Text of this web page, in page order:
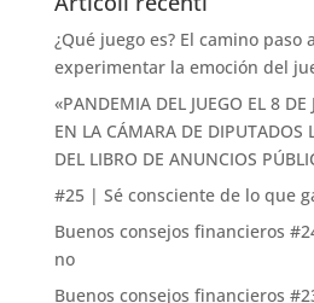
¿Qué juego es? El camino
experimentar la emoción del
«PANDEMIA DEL JUEGO EL 8 DE
EN LA CÁMARA DE DIPUTADOS
DEL LIBRO DE ANUNCIOS
#25 | Sé consciente de lo que
Buenos consejos financieros
no
Buenos consejos financieros